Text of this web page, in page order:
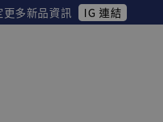
多新品資訊 IG 連結